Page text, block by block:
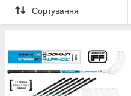
Сортування